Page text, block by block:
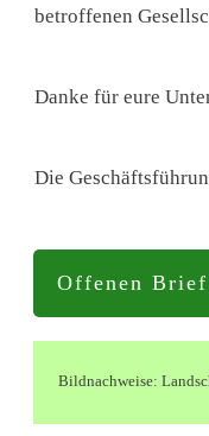
betroffenen
Danke für eure
Die
Offenen
Bildnachweise: